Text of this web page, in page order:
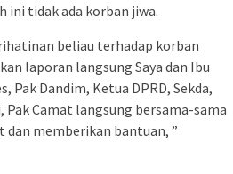
ini tidak ada korban jiwa.
beliau terhadap korban
laporan langsung Saya dan Ibu
Pak Dandim, Ketua DPRD, Sekda,
Pak Camat langsung bersama-sama
memberikan bantuan, ”